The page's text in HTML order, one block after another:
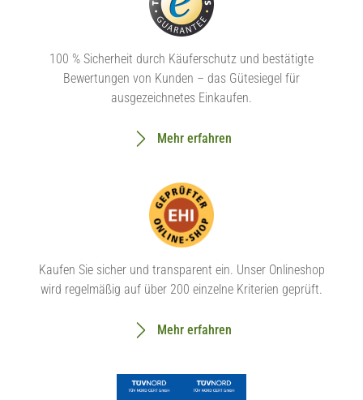
100 % Sicherheit durch Käuferschutz und bestätigte
Bewertungen von Kunden – das Gütesiegel für
ausgezeichnetes Einkaufen.
Mehr erfahren
Kaufen Sie sicher und transparent ein. Unser Onlineshop
wird regelmäßig auf über 200 einzelne Kriterien geprüft.
Mehr erfahren